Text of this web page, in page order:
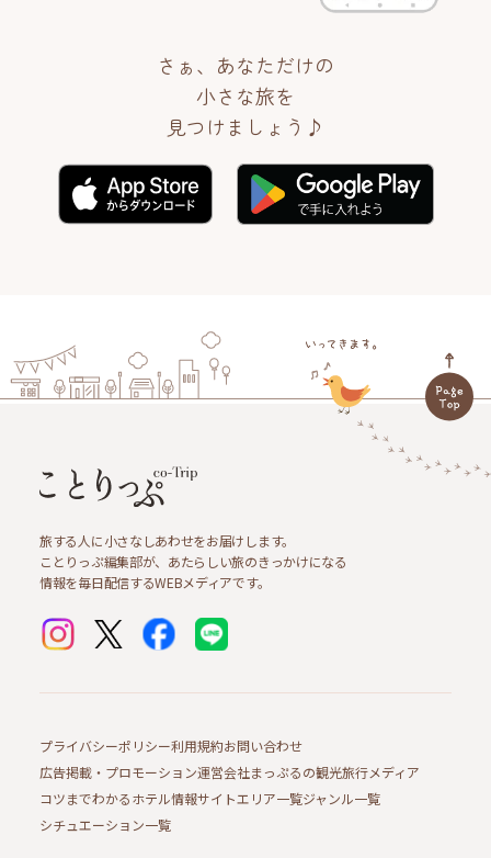
さぁ、あなただけの
小さな旅を
見つけましょう♪
旅する人に小さなしあわせをお届けします。
ことりっぷ編集部が、あたらしい旅のきっかけになる
情報を毎日配信するWEBメディアです。
プライバシーポリシー利用規約お問い合わせ
広告掲載・プロモーション運営会社まっぷるの観光旅行メディア
コツまでわかるホテル情報サイトエリア一覧ジャンル一覧
シチュエーション一覧